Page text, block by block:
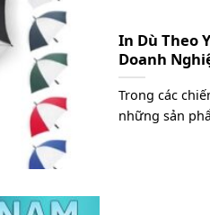
In Dù Theo
Doanh
Trong các
những sản